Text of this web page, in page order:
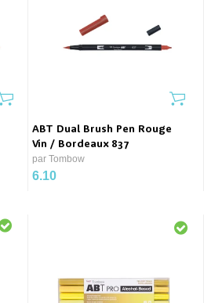
ABT Dual Brush Pen Rouge
Vin / Bordeaux 837
par Tombow
6.10